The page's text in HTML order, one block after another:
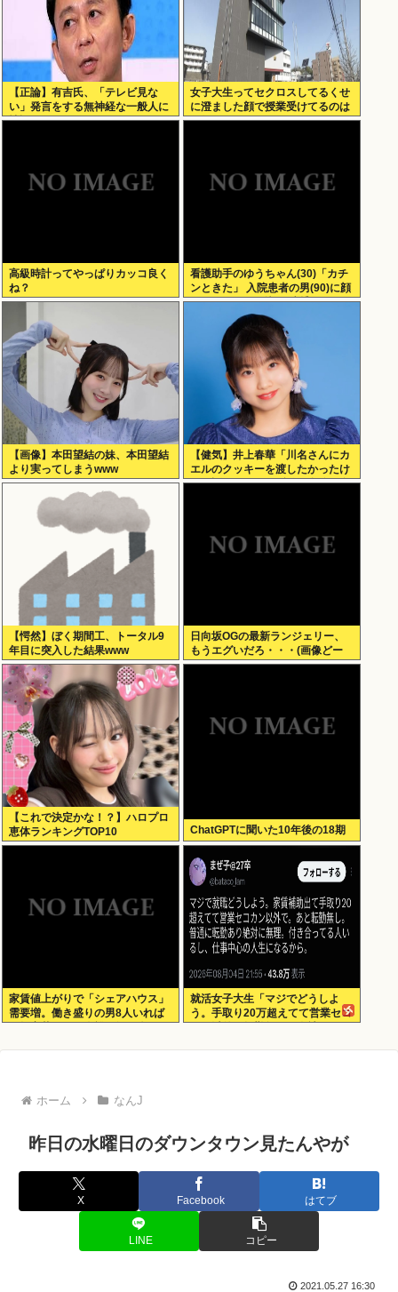
【正論】有吉氏、「テレビ見な
い」発言をする無神経な一般人に
憤慨
女子大生ってセクロスしてるくせ
に澄ました顔で授業受けてるのは
何故？？
高級時計ってやっぱりカッコ良く
ね？
看護助手のゆうちゃん(30)「カチ
ンときた」 入院患者の男(90)に顔
面パンチを叩き込む 逮捕
【画像】本田望結の妹、本田望結
より実ってしまうwww
【健気】井上春華「川名さんにカ
エルのクッキーを渡したかったけ
ど、話しかけられず結局自分で食
【愕然】ぼく期間工、トータル9
年目に突入した結果www
日向坂OGの最新ランジェリー、
もうエグいだろ・・・(画像どー
ん)
【これで決定かな！？】ハロプロ
恵体ランキングTOP10
ChatGPTに聞いた10年後の18期
家賃値上がりで「シェアハウス」
需要増。働き盛りの男8人いれば
就活女子大生「マジでどうしよ
う。手取り20万超えてて営業セコ
ホーム なんJ
昨日の水曜日のダウンタウン見たんやが
X Facebook はてブ
LINE コピー
2021.05.27 16:30